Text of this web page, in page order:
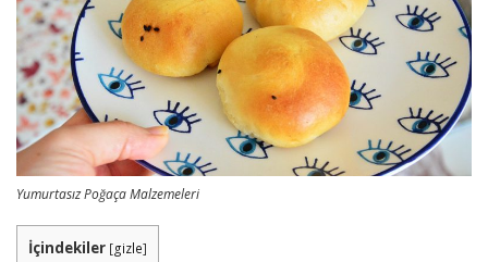
Yumurtasız Poğaça Malzemeleri
İçindekiler [gizle]